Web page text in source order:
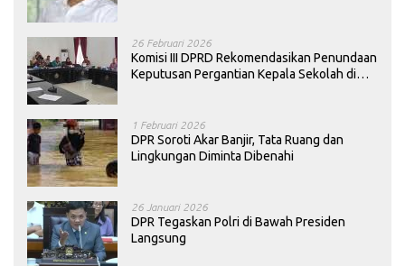
26 Februari 2026
Komisi III DPRD Rekomendasikan Penundaan
Keputusan Pergantian Kepala Sekolah di
1 Februari 2026
DPR Soroti Akar Banjir, Tata Ruang dan
Lingkungan Diminta Dibenahi
26 Januari 2026
DPR Tegaskan Polri di Bawah Presiden
Langsung